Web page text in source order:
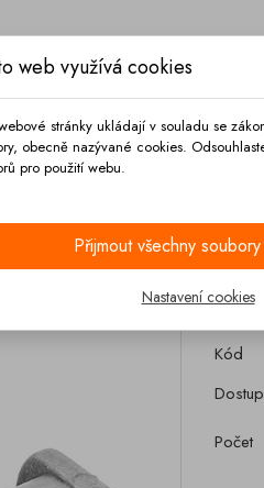
Kód
Počet
web využívá cookies
stránky ukládají v souladu se
obecně nazývané cookies.
pro použití webu.
Přijmout všechny
Nastavení cookies